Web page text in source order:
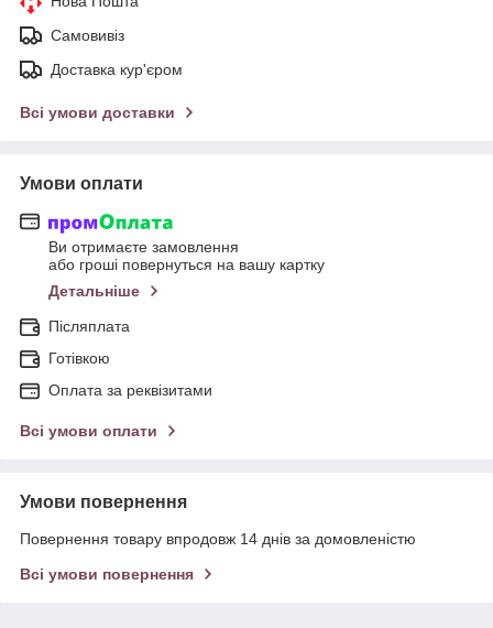
Самовивіз
Доставка кур'єром
Всі умови доставки
Умови оплати
Ви отримаєте замовлення
або гроші повернуться на вашу картку
Детальніше
Післяплата
Готівкою
Оплата за реквізитами
Всі умови оплати
Умови повернення
Повернення товару впродовж 14 днів за домовленістю
Всі умови повернення